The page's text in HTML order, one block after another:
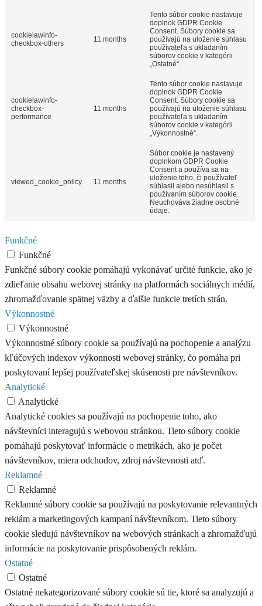
cookielawinfo-
checkbox-others
11 months
Tento súbor cookie nastavuje
doplnok GDPR Cookie
Consent. Súbory cookie sa
používajú na uloženie súhlasu
používateľa s ukladaním
súborov cookie v kategórii
„Ostatné“.
cookielawinfo-
checkbox-
performance
11 months
Tento súbor cookie nastavuje
doplnok GDPR Cookie
Consent. Súbory cookie sa
používajú na uloženie súhlasu
používateľa s ukladaním
súborov cookie v kategórii
„Výkonnostné“.
viewed_cookie_policy 11 months
Súbor cookie je nastavený
doplnkom GDPR Cookie
Consent a používa sa na
uloženie toho, či používateľ
súhlasil alebo nesúhlasil s
používaním súborov cookie.
Neuchováva žiadne osobné
údaje.
Funkčné
Funkčné
Funkčné súbory cookie pomáhajú vykonávať určité funkcie, ako je
zdieľanie obsahu webovej stránky na platformách sociálnych médií,
zhromažďovanie spätnej väzby a ďalšie funkcie tretích strán.
Výkonnostné
Výkonnostné
Výkonnostné súbory cookie sa používajú na pochopenie a analýzu
kľúčových indexov výkonnosti webovej stránky, čo pomáha pri
poskytovaní lepšej používateľskej skúsenosti pre návštevníkov.
Analytické
Analytické
Analytické cookies sa používajú na pochopenie toho, ako
návštevníci interagujú s webovou stránkou. Tieto súbory cookie
pomáhajú poskytovať informácie o metrikách, ako je počet
návštevníkov, miera odchodov, zdroj návštevnosti atď.
Reklamné
Reklamné
Reklamné súbory cookie sa používajú na poskytovanie relevantných
reklám a marketingových kampaní návštevníkom. Tieto súbory
cookie sledujú návštevníkov na webových stránkach a zhromažďujú
informácie na poskytovanie prispôsobených reklám.
Ostatné
Ostatné
Ostatné nekategorizované súbory cookie sú tie, ktoré sa analyzujú a